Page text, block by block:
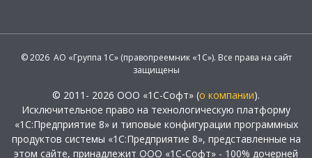
© 2026 АО «Группа 1С» (правопреемник «1С»). Все права на сайт
защищены
© 2011- 2026 ООО «1С-Софт» (о компании).
Исключительное право на технологическую платформу
«1С:Предприятие 8» и типовые конфигурации программных
продуктов системы «1С:Предприятие 8», представленные на
этом сайте, принадлежит ООО «1С-Софт» - 100% дочерней